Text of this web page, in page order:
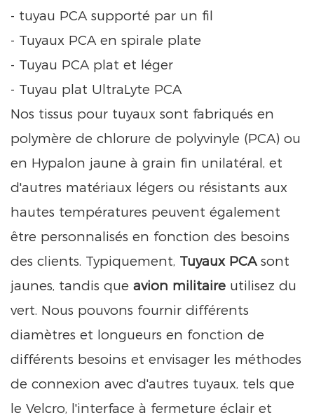
- tuyau PCA supporté par un fil
- Tuyaux PCA en spirale plate
- Tuyau PCA plat et léger
- Tuyau plat UltraLyte PCA
Nos tissus pour tuyaux sont fabriqués en
polymère de chlorure de polyvinyle (PCA) ou
en Hypalon jaune à grain fin unilatéral, et
d'autres matériaux légers ou résistants aux
hautes températures peuvent également
être personnalisés en fonction des besoins
des clients. Typiquement, Tuyaux PCA sont
jaunes, tandis que avion militaire utilisez du
vert. Nous pouvons fournir différents
diamètres et longueurs en fonction de
différents besoins et envisager les méthodes
de connexion avec d'autres tuyaux, tels que
le Velcro, l'interface à fermeture éclair et